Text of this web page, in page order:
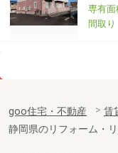
専有面
間取り
専有面
間取り
goo住宅・不動産 賃
静岡県のリフォーム・